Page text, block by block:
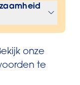
vuilnisbak
®van
aan
onze
te